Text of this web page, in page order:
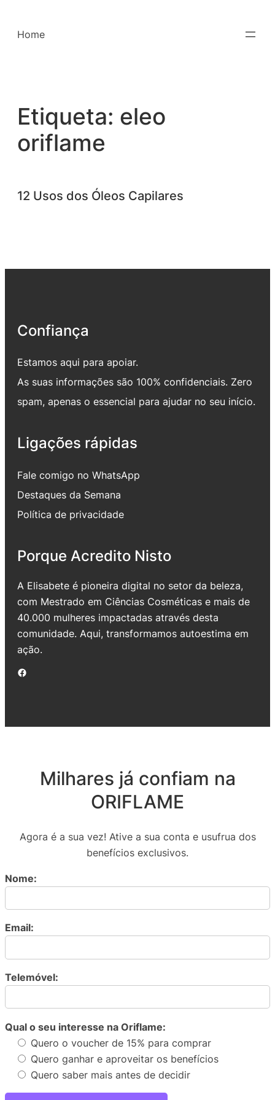
para
Home
Etiqueta: eleo
oriflame
12 Usos dos Óleos Capilares
Confiança
Estamos aqui para apoiar.
As suas informações são 100% confidenciais. Zero
spam, apenas o essencial para ajudar no seu início.
Ligações rápidas
Fale comigo no WhatsApp
Destaques da Semana
Política de privacidade
Porque Acredito Nisto
A Elisabete é pioneira digital no setor da beleza,
com Mestrado em Ciências Cosméticas e mais de
40.000 mulheres impactadas através desta
comunidade. Aqui, transformamos autoestima em
ação.
Facebook
Milhares já confiam na
ORIFLAME
Agora é a sua vez! Ative a sua conta e usufrua dos
benefícios exclusivos.
Nome:
Email:
Telemóvel:
Qual o seu interesse na Oriflame:
Quero o voucher de 15% para comprar
Quero ganhar e aproveitar os benefícios
Quero saber mais antes de decidir